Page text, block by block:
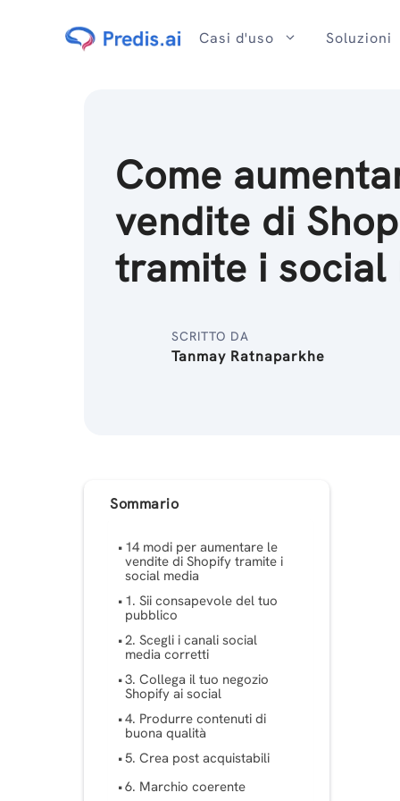
Casi d'uso Soluzioni
Come
vendite di
tramite i social
SCRITTO DA
Tanmay Ratnaparkhe
Sommario
14 modi per aumentare le
vendite di Shopify tramite i
social media
1. Sii consapevole del tuo
pubblico
2. Scegli i canali social
media corretti
3. Collega il tuo negozio
Shopify ai social
4. Produrre contenuti di
buona qualità
5. Crea post acquistabili
6. Marchio coerente